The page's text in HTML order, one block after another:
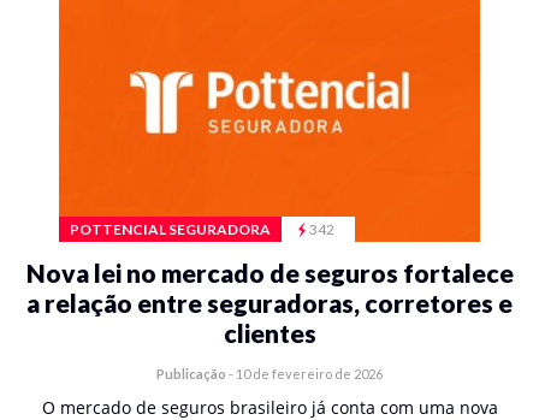
POTTENCIAL SEGURADORA 342
Nova lei no mercado de seguros fortalece
a relação entre seguradoras, corretores e
clientes
Publicação - 10 de fevereiro de 2026
O mercado de seguros brasileiro já conta com uma nova